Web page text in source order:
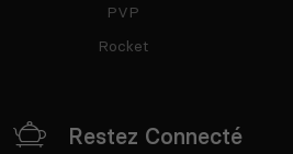
PVP
Rocket
Restez Connecté